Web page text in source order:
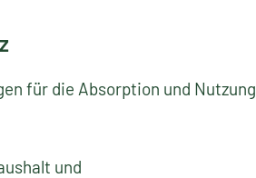
für die Absorption und Nutzung
und